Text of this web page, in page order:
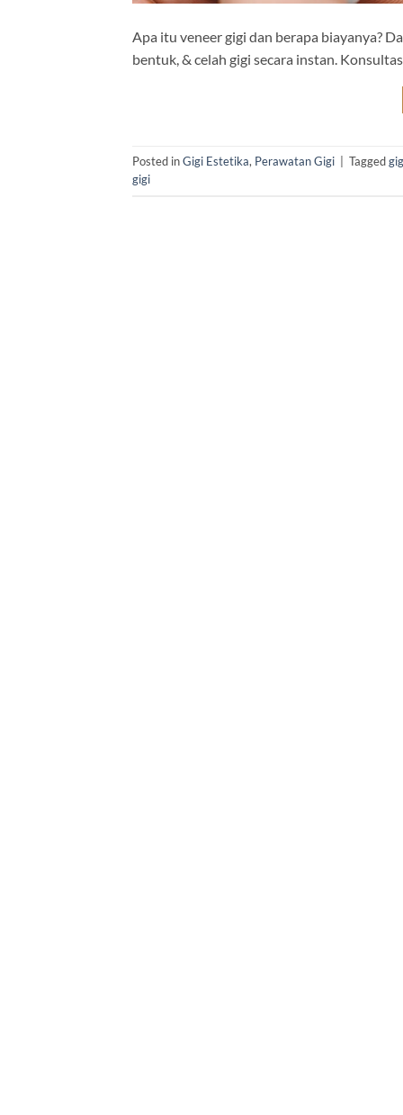
Apa itu veneer gigi dan berapa biayanya?
bentuk, & celah gigi secara instan.
Posted inGigi Estetika, Perawatan Gigi Tagged
gigi